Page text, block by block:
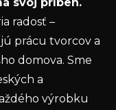
radosť –
prácu tvorcov a
domova. Sme
a
výrobku